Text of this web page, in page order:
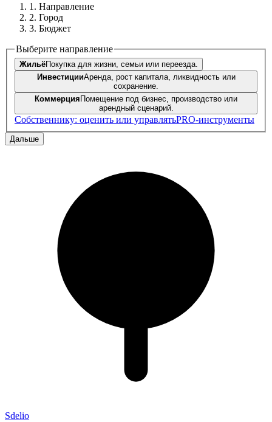
1. Направление
2. Город
3. Бюджет
Выберите направление
ЖильёПокупка для жизни, семьи или переезда.
ИнвестицииАренда, рост капитала, ликвидность или
сохранение.
Коммерция Помещение под бизнес, производство или
арендный сценарий.
Собственнику: оценить или управлятьPRO-инструменты
Дальше
Sdelio